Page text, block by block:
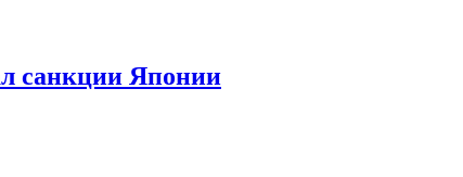
санкции Японии